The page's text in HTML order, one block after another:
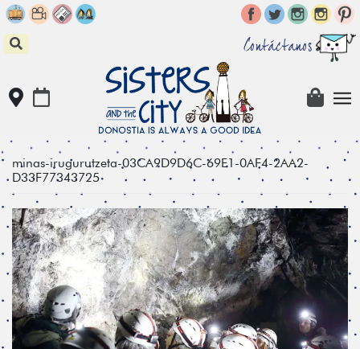
Skip
to
content
Contáctanos
minas-irugurutzeta-03CA9D9D6C-69E1-0AF4-2AA2-
D33F77343725